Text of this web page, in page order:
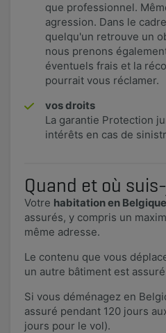
que professionnel.
agression. Dans le
quelqu'un retrouve un
nous prenons
éventuels frais et la
pourrait vous réclamer. ​
vos droits
La garantie Protection
intérêts en cas de
Quand et où
Votre habitation en Belgique
assurés, y compris un
même adresse.
Le contenu que vous
un autre bâtiment est assuré
Si vous déménagez en
assuré pendant 120 jours
jours pour le vol).